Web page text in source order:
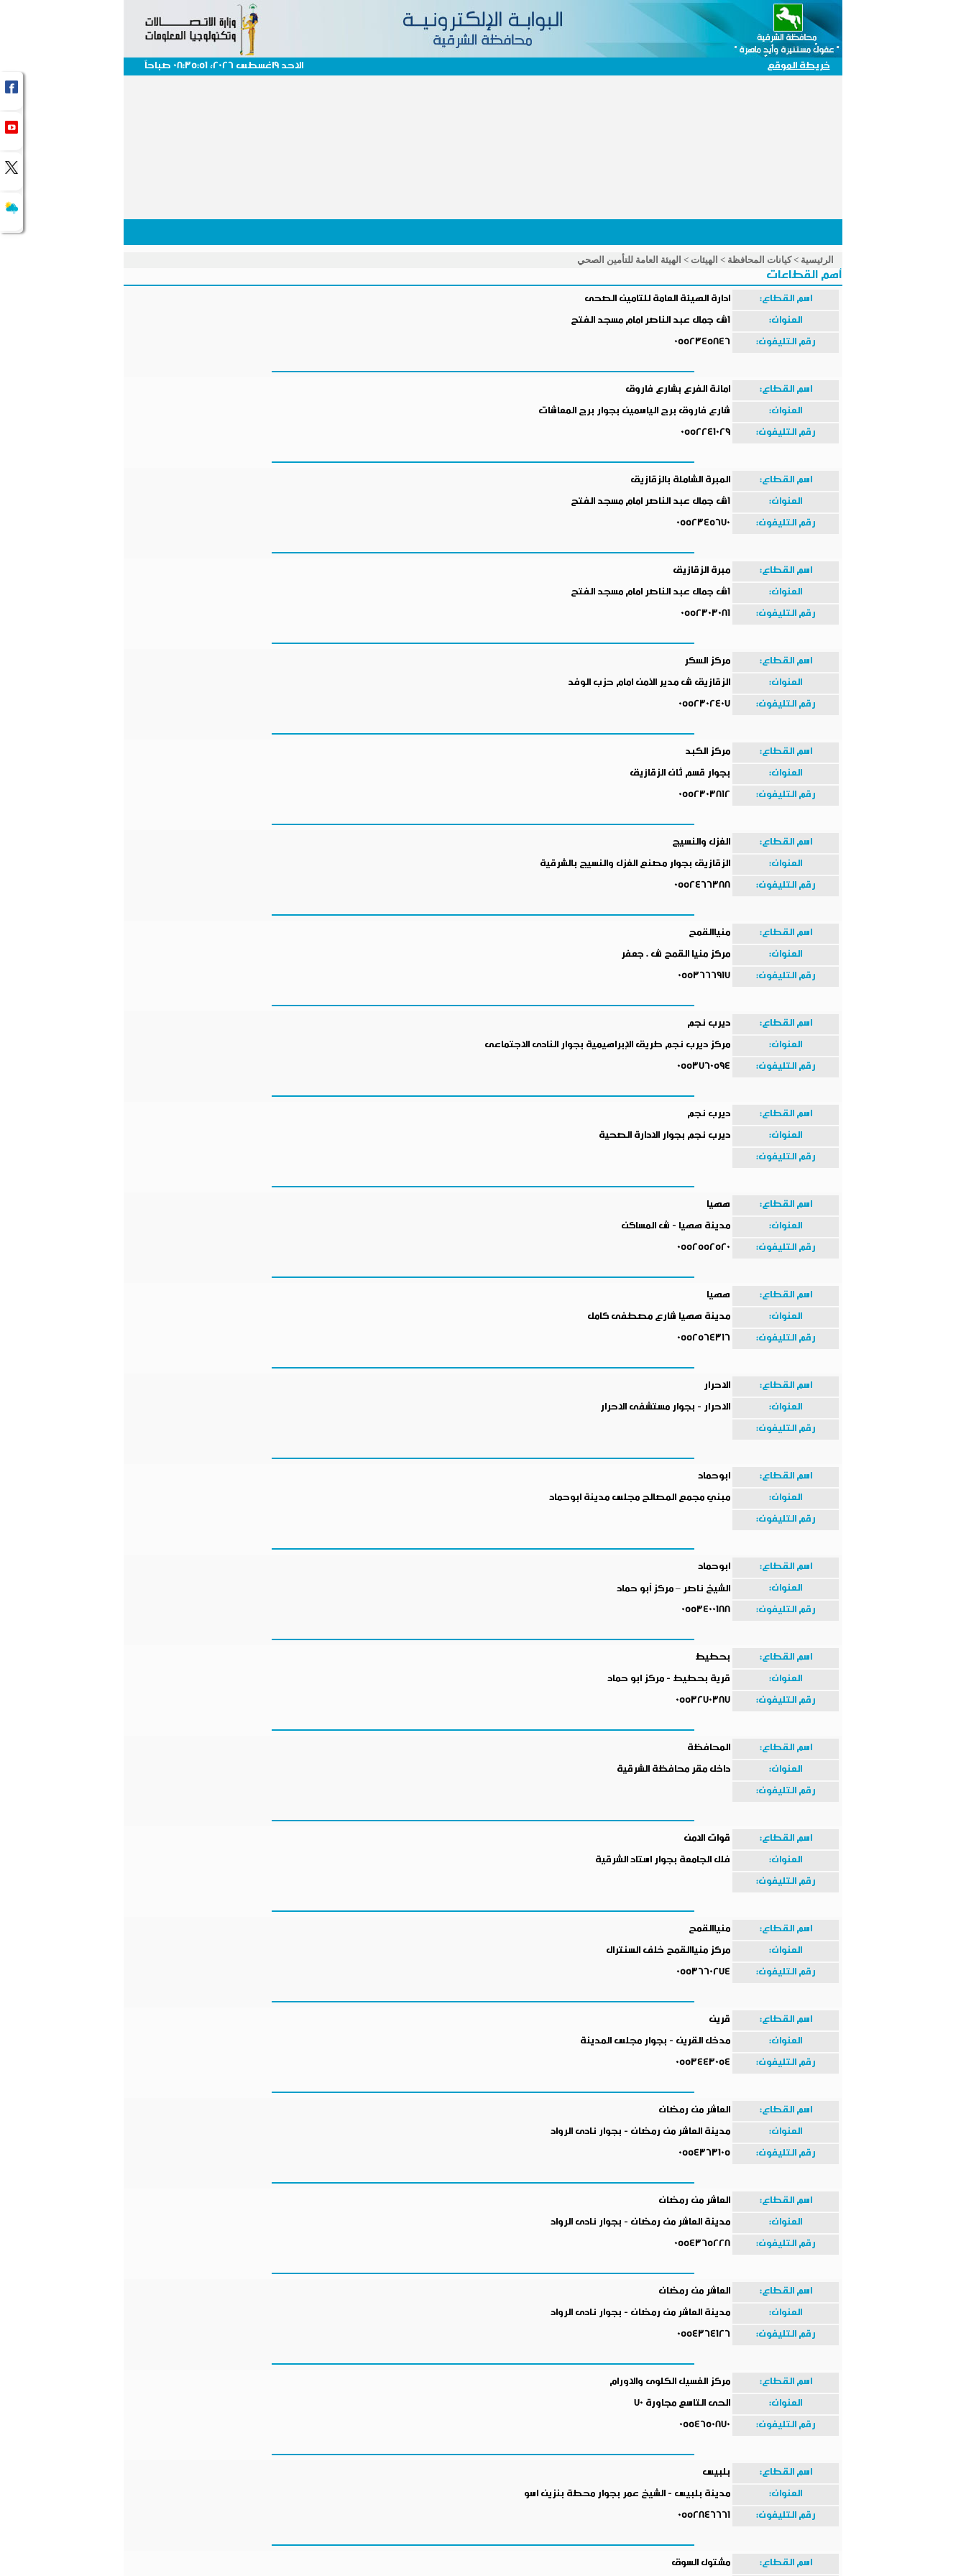
خريطة الموقع الاحد 9اغسطس 2026، 08:35:51 صباحاً
الرئيسية >كيانات المحافظة > الهيئات > الهيئة العامة للتأمين الصحي
أهم القطاعات
اسم القطاع: ادارة الهيئة العامة للتامين الصحى
العنوان: 1ش جمال عبد الناصر امام مسجد الفتح
رقم التليفون: 0552345846
اسم القطاع: امانة الفرع بشارع فاروق
العنوان: شارع فاروق برج الياسمين بجوار برج المعاشات
رقم التليفون: 0552241029
اسم القطاع: المبرة الشاملة بالزقازيق
العنوان: 1ش جمال عبد الناصر امام مسجد الفتح
رقم التليفون: 0552345670
اسم القطاع: مبرة الزقازيق
العنوان: 1ش جمال عبد الناصر امام مسجد الفتح
رقم التليفون: 0552303081
اسم القطاع: مركز السكر
العنوان: الزقازيق ش مدير الأمن امام حزب الوفد
رقم التليفون: 0552302407
اسم القطاع: مركز الكبد
العنوان: بجوار قسم ثان الزقازيق
رقم التليفون: 0552303812
اسم القطاع: الغزل والنسيج
العنوان: الزقازيق بجوار مصنع الغزل والنسيج بالشرقية
رقم التليفون: 0552466388
اسم القطاع: منياالقمح
العنوان: مركز منيا القمح ش . جعفر
رقم التليفون: 0553666917
اسم القطاع: ديرب نجم
العنوان: مركز ديرب نجم طريق الإبراهيمية بجوار النادى الاجتماعى
رقم التليفون: 0553760594
اسم القطاع: ديرب نجم
العنوان: ديرب نجم بجوار الادارة الصحية
رقم التليفون:
اسم القطاع: ههيا
العنوان: مدينة ههيا - ش المساكن
رقم التليفون: 0552552520
اسم القطاع: ههيا
العنوان: مدينة ههيا شارع مصطفى كامل
رقم التليفون: 0552564316
اسم القطاع: الاحرار
العنوان: الاحرار - بجوار مستشفى الاحرار
رقم التليفون:
اسم القطاع: ابوحماد
العنوان: مبني مجمع المصالح مجلس مدينة ابوحماد
رقم التليفون:
اسم القطاع: ابوحماد
العنوان: الشيخ ناصر – مركز أبو حماد
رقم التليفون: 0553400188
اسم القطاع: بحطيط
العنوان: قرية بحطيط - مركز ابو حماد
رقم التليفون: 0553270387
اسم القطاع: المحافظة
العنوان: داخل مقر محافظة الشرقية
رقم التليفون:
اسم القطاع: قوات الامن
العنوان: فلل الجامعة بجوار استاد الشرقية
رقم التليفون:
اسم القطاع: منياالقمح
العنوان: مركز منياالقمح خلف السنترال
رقم التليفون: 0553660274
اسم القطاع: قرين
العنوان: مدخل القرين - بجوار مجلس المدينة
رقم التليفون: 0553443054
اسم القطاع: العاشر من رمضان
العنوان: مدينة العاشر من رمضان - بجوار نادى الرواد
رقم التليفون: 0554363105
اسم القطاع: العاشر من رمضان
العنوان: مدينة العاشر من رمضان - بجوار نادى الرواد
رقم التليفون: 0554365228
اسم القطاع: العاشر من رمضان
العنوان: مدينة العاشر من رمضان - بجوار نادى الرواد
رقم التليفون: 0554364126
اسم القطاع: مركز الغسيل الكلوى والاورام
العنوان: الحى التاسع مجاورة 70
رقم التليفون: 0554650870
اسم القطاع: بلبيس
العنوان: مدينة بلبيس - الشيخ عمر بجوار محطة بنزين اسو
رقم التليفون: 0552846661
اسم القطاع: مشتول السوق